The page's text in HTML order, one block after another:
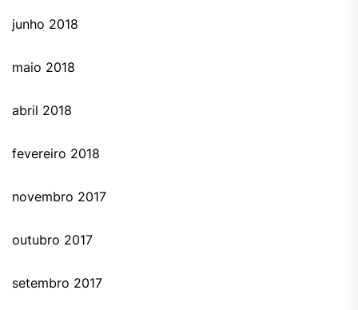
junho 2018
maio 2018
abril 2018
fevereiro 2018
novembro 2017
outubro 2017
setembro 2017